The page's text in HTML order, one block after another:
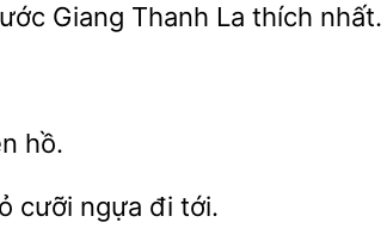
Giang thích
hồ.
cưỡi đi